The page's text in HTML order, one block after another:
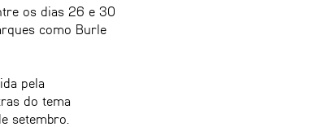
os dias 26 e 30
como Burle
pela
do tema
setembro.